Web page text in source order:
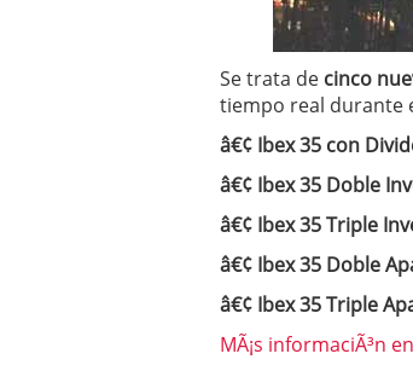
Se trata de cinco
tiempo real durante
â€¢ Ibex 35 con
â€¢ Ibex 35 Doble
â€¢ Ibex 35 Triple
â€¢ Ibex 35 Doble
â€¢ Ibex 35 Triple
MÃ¡s informaciÃ³n